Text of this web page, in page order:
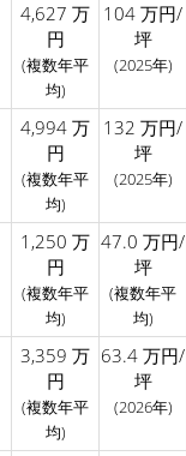
4,627 万
円
(複数年平
均)
104 万円/
坪
(2025年)
4,994 万
円
(複数年平
均)
132 万円/
坪
(2025年)
1,250 万
円
(複数年平
均)
47.0 万円/
坪
(複数年平
均)
3,359 万
円
(複数年平
均)
63.4 万円/
坪
(2026年)